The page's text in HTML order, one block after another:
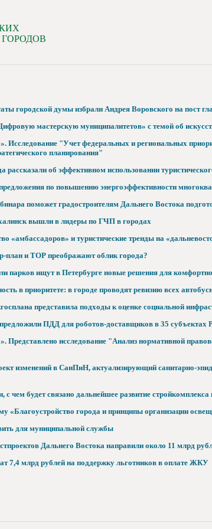
городской думы избрали Андрея Воровского на пост
мастерскую муниципалитетов» с темой об
Исследование "Учет федеральных и региональных
планирования"
рассказали об эффективном использовании
по повышению энергоэффективности
поможет градостроителям Дальнего Востока
вышли в лидеры по ГЧП в городах
«амбассадоров» и туристические тренды на
план и ТОР преображают облик города?
парков ищут в Петербурге новые решения для
в приоритете: в городе проводят ревизию всех
представила подходы к оценке социальной
ПДД для роботов-доставщиков в 35 субъектах
Представлено исследование "Анализ нормативной
изменений в СанПиН, актуализирующий санитарно-
чем будет связано дальнейшее развитие
«Благоустройство города и принципы организации
для муниципальной службы
Дальнего Востока направили около 11 млрд
7,4 млрд рублей на поддержку льготников в оплате ЖКУ